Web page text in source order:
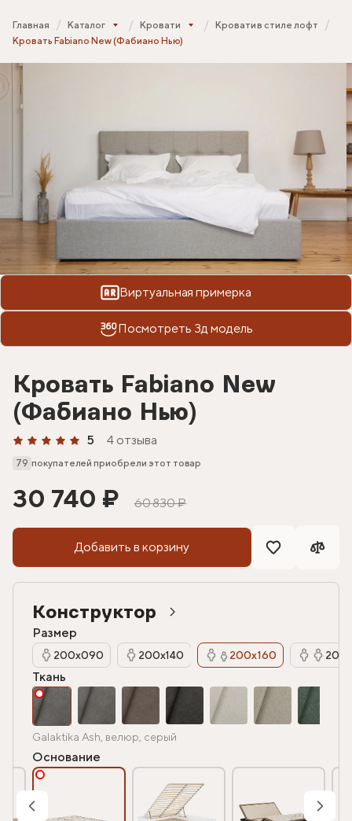
Главная Каталог Кровати
Кровати в стиле лофт
Кровать Fabiano New (Фабиано Нью)
Виртуальная примерка
Посмотреть 3д модель
Кровать Fabiano New
(Фабиано Нью)
5 4 отзыва
79 покупателей приобрели этот товар
30 740 ₽ 60 830 ₽
Добавить в корзину
Конструктор
Размер
200х090 200х140 200х160
Ткань
Galaktika Ash, велюр, серый
Основание